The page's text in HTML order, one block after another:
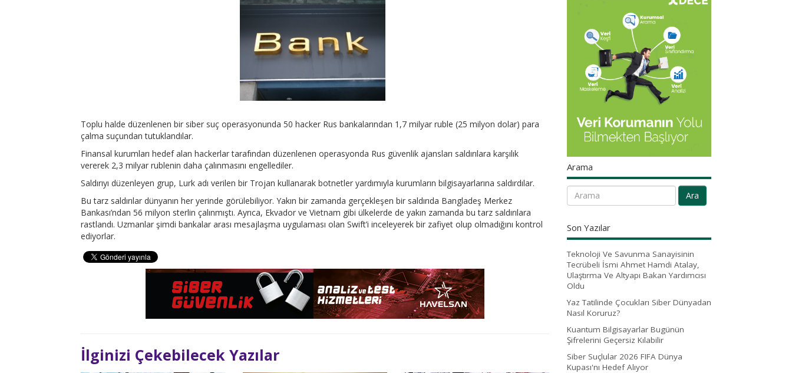
Toplu halde düzenlenen bir siber suç operasyonunda 50 hacker Rus bankalarından 1,7 milyar ruble (25 milyon dolar) para
çalma suçundan tutuklandılar.
Finansal kurumları hedef alan hackerlar tarafından düzenlenen operasyonda Rus güvenlik ajansları saldırılara karşılık
vererek 2,3 milyar rublenin daha çalınmasını engellediler.
Saldırıyı düzenleyen grup, Lurk adı verilen bir Trojan kullanarak botnetler yardımıyla kurumların bilgisayarlarına saldırdılar.
Bu tarz saldırılar dünyanın her yerinde görülebiliyor. Yakın bir zamanda gerçekleşen bir saldırıda Bangladeş Merkez
Bankası’ndan 56 milyon sterlin çalınmıştı. Ayrıca, Ekvador ve Vietnam gibi ülkelerde de yakın zamanda bu tarz saldırılara
rastlandı. Uzmanlar şimdi bankalar arası mesajlaşma uygulaması olan Swift’i inceleyerek bir zafiyet olup olmadığını kontrol
ediyorlar.
İlginizi Çekebilecek Yazılar
Arama
Ara
Son Yazılar
Teknoloji Ve Savunma Sanayisinin
Tecrübeli İsmi Ahmet Hamdi Atalay,
Ulaştırma Ve Altyapı Bakan Yardımcısı
Oldu
Yaz Tatilinde Çocukları Siber Dünyadan
Nasıl Koruruz?
Kuantum Bilgisayarlar Bugünün
Şifrelerini Geçersiz Kılabilir
Siber Suçlular 2026 FIFA Dünya
Kupası'nı Hedef Alıyor